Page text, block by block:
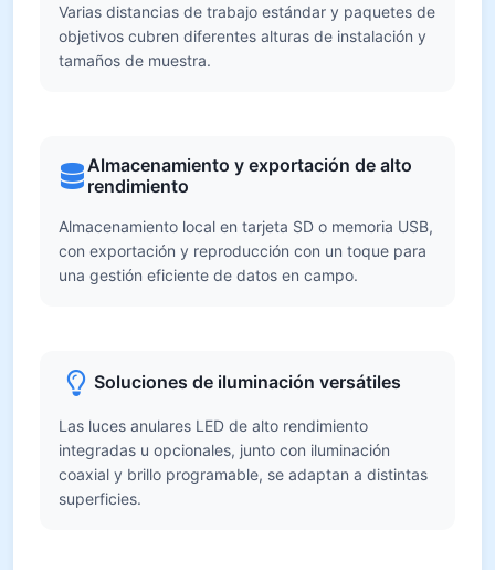
Varias distancias de trabajo estándar y paquetes de
objetivos cubren diferentes alturas de instalación y
tamaños de muestra.
Almacenamiento y exportación de alto
rendimiento
Almacenamiento local en tarjeta SD o memoria USB,
con exportación y reproducción con un toque para
una gestión eficiente de datos en campo.
Soluciones de iluminación versátiles
Las luces anulares LED de alto rendimiento
integradas u opcionales, junto con iluminación
coaxial y brillo programable, se adaptan a distintas
superficies.